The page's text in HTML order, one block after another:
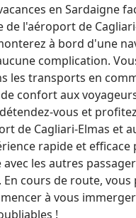
en Sardaigne
l'aéroport de
à bord d'une
complication.
les transports en
confort aux
vous et
de Cagliari-Elmas et
rapide et
les autres
cours de route,
à vous
!